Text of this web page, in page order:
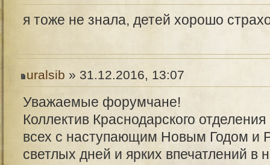
я тоже не знала, детей хорошо
uralsib » 31.12.2016, 13:07
Уважаемые форумчане!
Коллектив Краснодарского
всех с наступающим Новым Годом и
светлых дней и ярких впечатлений в